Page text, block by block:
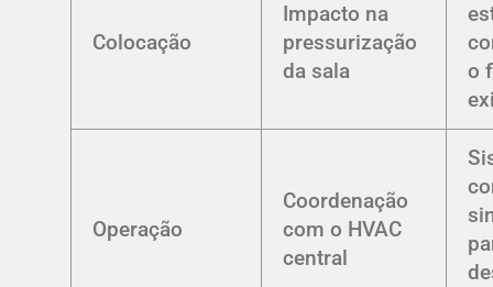
Colocação
Impacto na
pressurização
da sala
o
Operação
Coordenação
com o HVAC
central